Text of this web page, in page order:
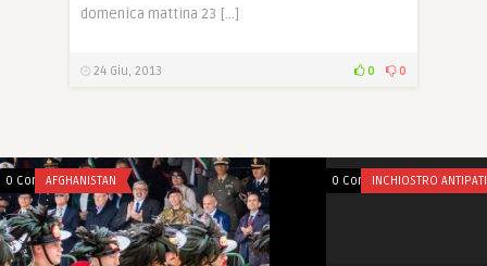
domenica mattina 23 […]
24 Giu, 2013 0 0
0 CommentsAFGHANISTAN 0 CommentsINCHIOSTRO